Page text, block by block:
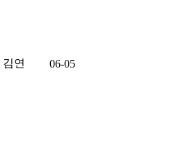
김연 06-05